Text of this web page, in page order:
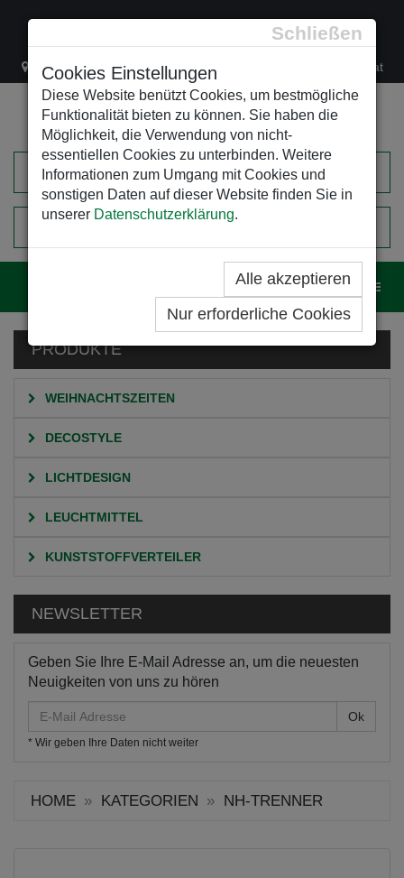
Schließen
Cookies Einstellungen
Diese Website benützt Cookies, um bestmögliche
Funktionalität bieten zu können. Sie haben die
Möglichkeit, die Verwendung von nicht-
essentiellen Cookies zu unterbinden. Weitere
Informationen zum Umgang mit Cookies und
sonstigen Daten auf dieser Website finden Sie in
unserer Datenschutzerklärung.
Alle akzeptieren
Nur erforderliche Cookies
Lacknergasse 78 +43/1/470 37 00 office@leso.at
EINKAUFSWAGEN
PRODUKTE
WEIHNACHTSZEITEN
DECOSTYLE
LICHTDESIGN
LEUCHTMITTEL
KUNSTSTOFFVERTEILER
NEWSLETTER
Geben Sie Ihre E-Mail Adresse an, um die neuesten
Neuigkeiten von uns zu hören
Mail
Adresse
* Wir geben Ihre Daten nicht weiter
HOME KATEGORIEN NH-TRENNER